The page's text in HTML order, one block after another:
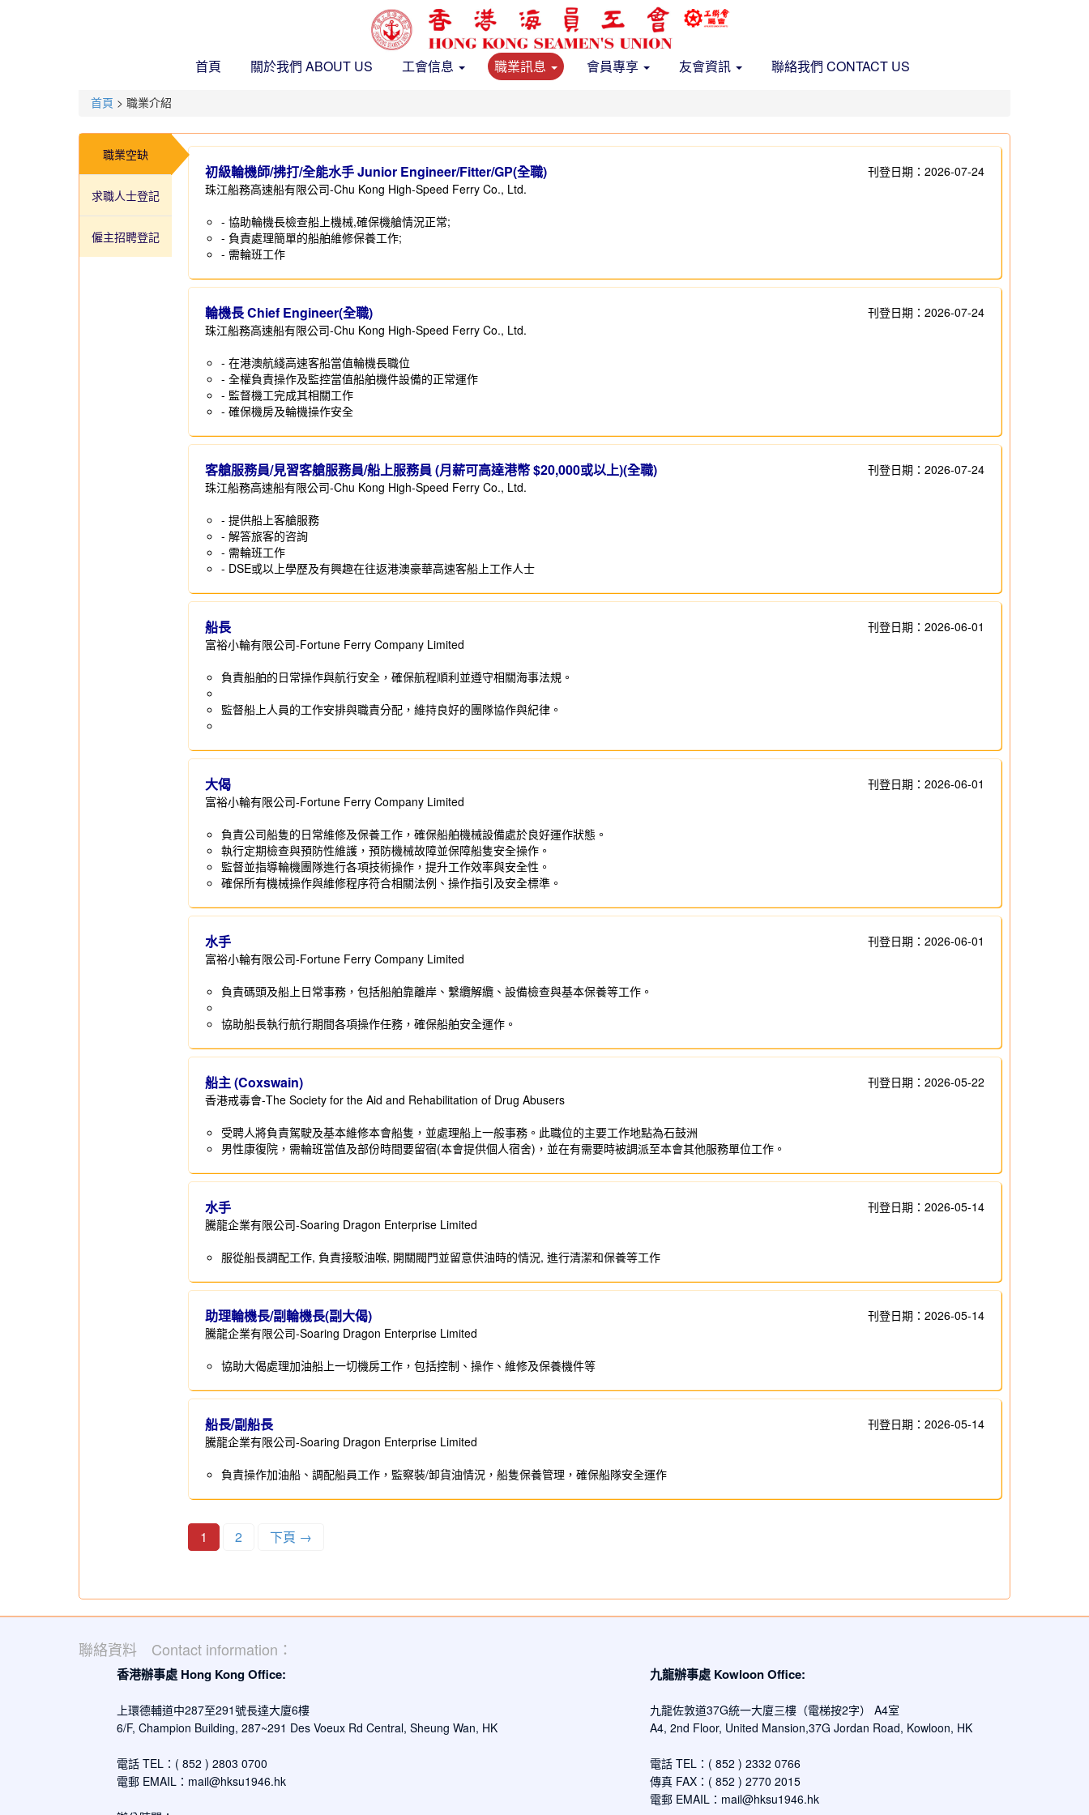
首頁 關於我們 ABOUT US 工會信息 職業訊息 會員專享 友會資訊 聯絡我們 CONTACT US
首頁 > 職業介紹
職業空缺
求職人士登記
僱主招聘登記
刊登日期：2026-07-24
初級輪機師/拂打/全能水手 Junior Engineer/Fitter/GP(全職)
珠江船務高速船有限公司-Chu Kong High-Speed Ferry Co., Ltd.
- 協助輪機長檢查船上機械,確保機艙情況正常;
- 負責處理簡單的船舶維修保養工作;
- 需輪班工作
刊登日期：2026-07-24
輪機長 Chief Engineer(全職)
珠江船務高速船有限公司-Chu Kong High-Speed Ferry Co., Ltd.
- 在港澳航綫高速客船當值輪機長職位
- 全權負責操作及監控當值船舶機件設備的正常運作
- 監督機工完成其相關工作
- 確保機房及輪機操作安全
刊登日期：2026-07-24
客艙服務員/見習客艙服務員/船上服務員 (月薪可高達港幣 $20,000或以上)(全職)
珠江船務高速船有限公司-Chu Kong High-Speed Ferry Co., Ltd.
- 提供船上客艙服務
- 解答旅客的咨詢
- 需輪班工作
- DSE或以上學歷及有興趣在往返港澳豪華高速客船上工作人士
刊登日期：2026-06-01
船長
富裕小輪有限公司-Fortune Ferry Company Limited
負責船舶的日常操作與航行安全，確保航程順利並遵守相關海事法規。
監督船上人員的工作安排與職責分配，維持良好的團隊協作與紀律。
刊登日期：2026-06-01
大偈
富裕小輪有限公司-Fortune Ferry Company Limited
負責公司船隻的日常維修及保養工作，確保船舶機械設備處於良好運作狀態。
執行定期檢查與預防性維護，預防機械故障並保障船隻安全操作。
監督並指導輪機團隊進行各項技術操作，提升工作效率與安全性。
確保所有機械操作與維修程序符合相關法例、操作指引及安全標準。
刊登日期：2026-06-01
水手
富裕小輪有限公司-Fortune Ferry Company Limited
負責碼頭及船上日常事務，包括船舶靠離岸、繫纜解纜、設備檢查與基本保養等工作。
協助船長執行航行期間各項操作任務，確保船舶安全運作。
刊登日期：2026-05-22
船主 (Coxswain)
香港戒毒會-The Society for the Aid and Rehabilitation of Drug Abusers
受聘人將負責駕駛及基本維修本會船隻，並處理船上一般事務。此職位的主要工作地點為石鼓洲
男性康復院，需輪班當值及部份時間要留宿(本會提供個人宿舍)，並在有需要時被調派至本會其他服務單位工作。
刊登日期：2026-05-14
水手
騰龍企業有限公司-Soaring Dragon Enterprise Limited
服從船長調配工作, 負責接駁油喉, 開關閥門並留意供油時的情況, 進行清潔和保養等工作
刊登日期：2026-05-14
助理輪機長/副輪機長(副大偈)
騰龍企業有限公司-Soaring Dragon Enterprise Limited
協助大偈處理加油船上一切機房工作，包括控制、操作、維修及保養機件等
刊登日期：2026-05-14
船長/副船長
騰龍企業有限公司-Soaring Dragon Enterprise Limited
負責操作加油船、調配船員工作，監察裝/卸貨油情況，船隻保養管理，確保船隊安全運作
1 2 下頁 →
聯絡資料 Contact information：
香港辦事處 Hong Kong Office:
上環德輔道中287至291號長達大廈6樓
6/F, Champion Building, 287~291 Des Voeux Rd Central, Sheung Wan, HK
電話 TEL：( 852 ) 2803 0700
電郵 EMAIL： mail@hksu1946.hk
九龍辦事處 Kowloon Office:
九龍佐敦道37G統一大廈三樓（電梯按2字） A4室
A4, 2nd Floor, United Mansion,37G Jordan Road, Kowloon, HK
電話 TEL：( 852 ) 2332 0766
傳真 FAX：( 852 ) 2770 2015
電郵 EMAIL： mail@hksu1946.hk